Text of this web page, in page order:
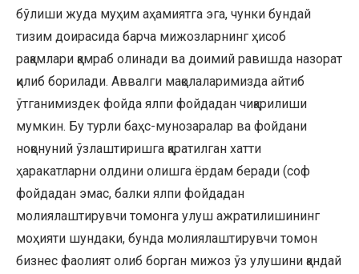
бўлиши жуда муҳим аҳамиятга эга, чунки бундай
тизим доирасида барча мижозларнинг ҳисоб
рақамлари қамраб олинади ва доимий равишда назорат
қилиб борилади. Аввалги мақолаларимизда айтиб
ўтганимиздек фойда ялпи фойдадан чиқарилиши
мумкин. Бу турли баҳс-мунозаралар ва фойдани
ноқонуний ўзлаштиришга қаратилган хатти
ҳаракатларни олдини олишга ёрдам беради (соф
фойдадан эмас, балки ялпи фойдадан
молиялаштирувчи томонга улуш ажратилишининг
моҳияти шундаки, бунда молиялаштирувчи томон
бизнес фаолият олиб борган мижоз ўз улушини қандай